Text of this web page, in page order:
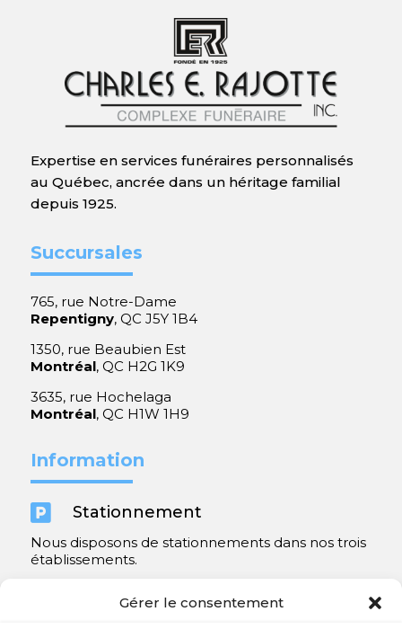
Gérer le consentement
Expertise en services funéraires personnalisés
au Québec, ancrée dans un héritage familial
depuis 1925.
Succursales
765, rue Notre-Dame
Repentigny, QC J5Y 1B4
1350, rue Beaubien Est
Montréal, QC H2G 1K9
3635, rue Hochelaga
Montréal, QC H1W 1H9
Information
 Stationnement
Nous disposons de stationnements dans nos trois
établissements.